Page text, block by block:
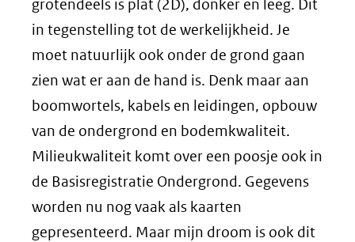
grotendeels is plat (2D), donker en leeg. Dit
in tegenstelling tot de werkelijkheid. Je
moet natuurlijk ook onder de grond gaan
zien wat er aan de hand is. Denk maar aan
boomwortels, kabels en leidingen, opbouw
van de ondergrond en bodemkwaliteit.
Milieukwaliteit komt over een poosje ook in
de Basisregistratie Ondergrond. Gegevens
worden nu nog vaak als kaarten
gepresenteerd. Maar mijn droom is ook dit